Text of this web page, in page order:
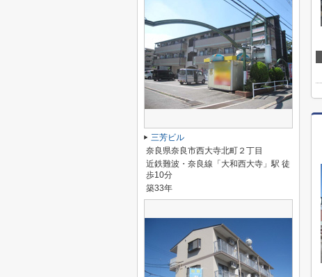
三芳ビル
奈良県奈良市西大寺北町２丁目
近鉄難波・奈良線「大和西大寺」駅 徒
歩10分
築33年